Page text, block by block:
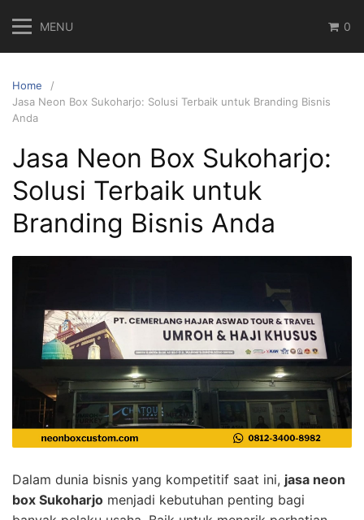
content
MENU 0
Home
Jasa Neon Box Sukoharjo: Solusi Terbaik untuk Branding Bisnis
Anda
Jasa Neon Box Sukoharjo:
Solusi Terbaik untuk
Branding Bisnis Anda
Dalam dunia bisnis yang kompetitif saat ini, jasa neon
box Sukoharjo menjadi kebutuhan penting bagi